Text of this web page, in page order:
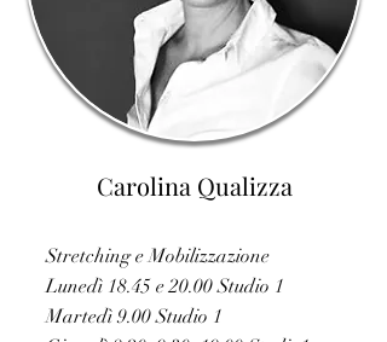
Carolina Qualizza
Stretching e Mobilizzazione
Lunedì 18.45 e 20.00 Studio 1
Martedì 9.00 Studio 1